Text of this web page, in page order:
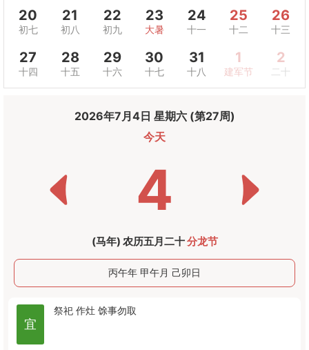
20
初七
21
初八
22
初九
23
大暑
24
十一
25
十二
26
十三
27
十四
28
十五
29
十六
30
十七
31
十八
1
建军节
2
2026年7月4日 星期六 (第27周)
今天
4
(马年) 农历五月二十分龙节
丙午年 甲午月 己卯日
宜
祭祀 作灶 馀事勿取